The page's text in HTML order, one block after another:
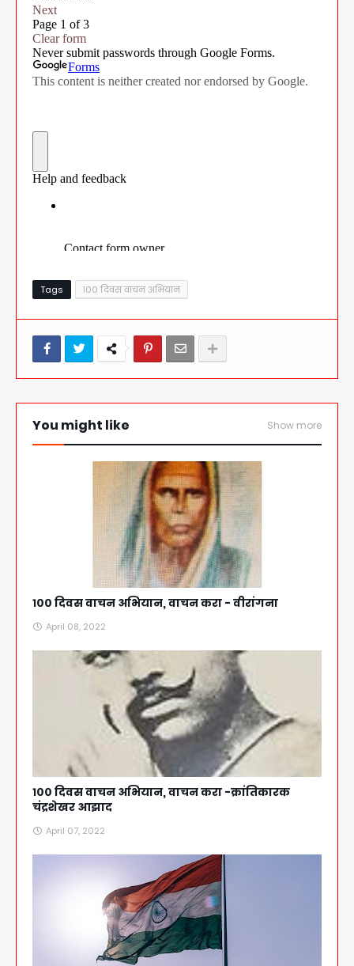
Tags १०० दिवस वाचन अभियान
You might like Show more
१०० दिवस वाचन अभियान, वाचन करा - वीरांगना
April 08, 2022
१०० दिवस वाचन अभियान, वाचन करा -क्रांतिकारक
चंद्रशेखर आझाद
April 07, 2022